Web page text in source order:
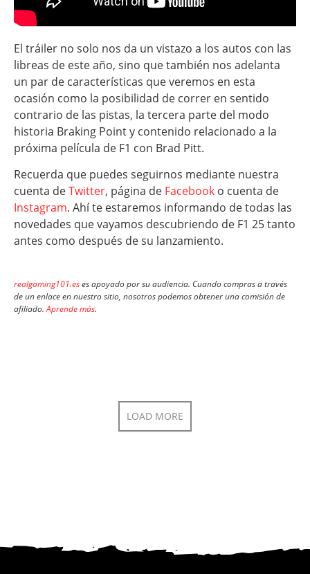
El tráiler no solo nos da un vistazo a los autos con las
libreas de este año, sino que también nos adelanta
un par de características que veremos en esta
ocasión como la posibilidad de correr en sentido
contrario de las pistas, la tercera parte del modo
historia Braking Point y contenido relacionado a la
próxima película de F1 con Brad Pitt.
Recuerda que puedes seguirnos mediante nuestra
cuenta deTwitter, página de Facebook o cuenta de
Instagram. Ahí te estaremos informando de todas las
novedades que vayamos descubriendo de F1 25 tanto
antes como después de su lanzamiento.
realgaming101.eses apoyado por su audiencia. Cuando compras a través
de un enlace en nuestro sitio, nosotros podemos obtener una comisión de
afiliado.Aprende más.
LOAD MORE